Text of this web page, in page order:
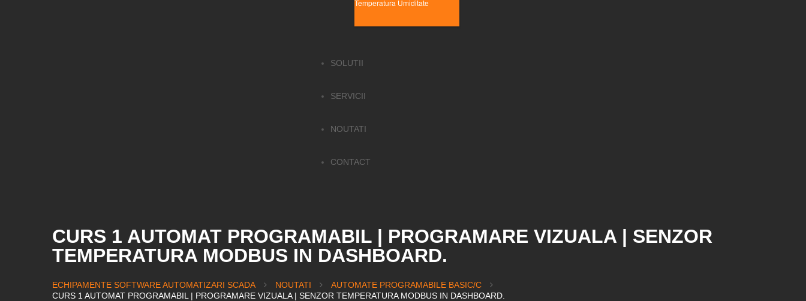
Temperatura Umiditate
SOLUTII
SERVICII
NOUTATI
CONTACT
CURS 1 AUTOMAT PROGRAMABIL | PROGRAMARE VIZUALA | SENZOR
TEMPERATURA MODBUS IN DASHBOARD.
ECHIPAMENTE SOFTWARE AUTOMATIZARI SCADA NOUTATI
AUTOMATE PROGRAMABILE BASIC/C
CURS 1 AUTOMAT PROGRAMABIL | PROGRAMARE VIZUALA | SENZOR TEMPERATURA MODBUS IN DASHBOARD.